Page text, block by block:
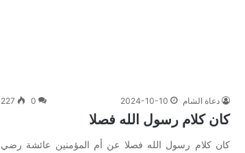
دعاة الشام 2024-10-10
0
227
كان كلام رسول الله فصلا
كان كلام رسول الله فصلا عن أم المؤمنين عائشة رضي